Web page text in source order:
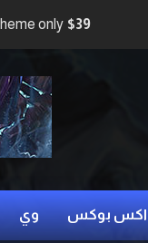
only $39
اكس بوكس وي